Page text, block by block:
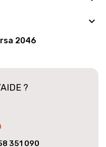

2046
?
351 090